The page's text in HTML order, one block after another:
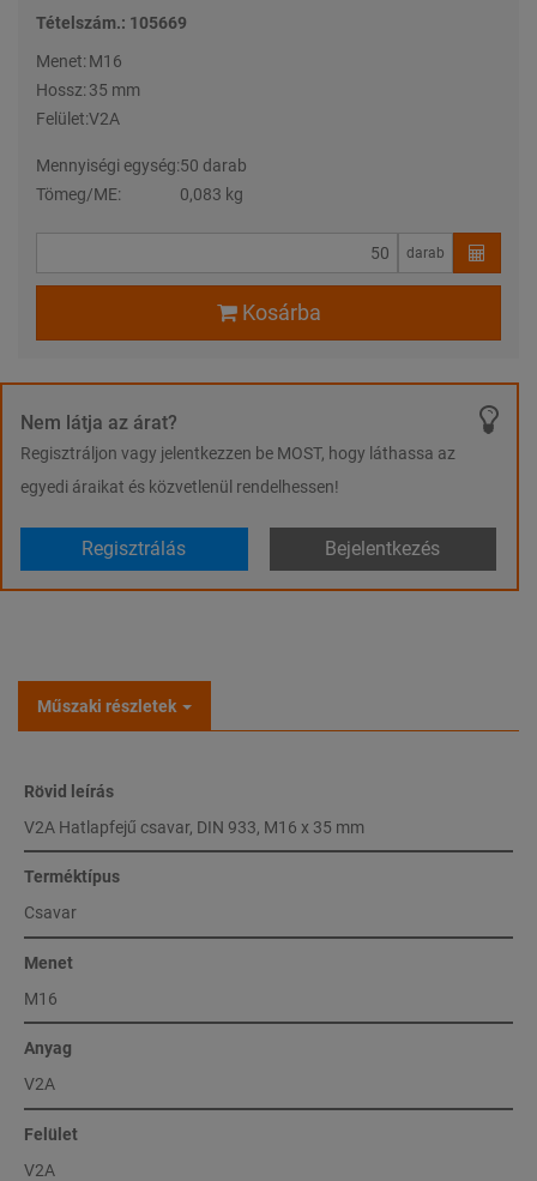
Tételszám.: 105669
Menet: M16
Hossz: 35 mm
Felület:V2A
Mennyiségi egység:50 darab
Tömeg/ME:
0,083 kg
darab
Kosárba
Nem látja az árat?
Regisztráljon vagy jelentkezzen be MOST, hogy láthassa az
egyedi áraikat és közvetlenül rendelhessen!
Regisztrálás Bejelentkezés
Műszaki részletek
Rövid leírás
V2A Hatlapfejű csavar, DIN 933, M16 x 35 mm
Terméktípus
Csavar
Menet
M16
Anyag
V2A
Felület
V2A